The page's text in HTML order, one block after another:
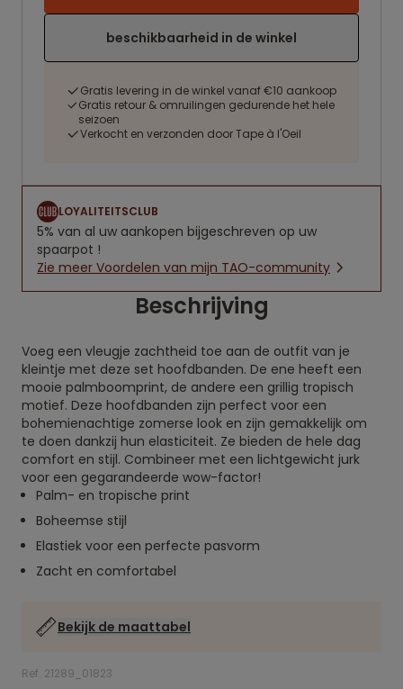
beschikbaarheid in de winkel
Gratis levering in de winkel vanaf €10 aankoop
Gratis retour & omruilingen gedurende het hele
seizoen
Verkocht en verzonden door Tape à l'Oeil
LOYALITEITSCLUB
5% van al uw aankopen bijgeschreven op uw
spaarpot !
Zie meer Voordelen van mijn TAO-community
Beschrijving
Voeg een vleugje zachtheid toe aan de outfit van je
kleintje met deze set hoofdbanden. De ene heeft een
mooie palmboomprint, de andere een grillig tropisch
motief. Deze hoofdbanden zijn perfect voor een
bohemienachtige zomerse look en zijn gemakkelijk om
te doen dankzij hun elasticiteit. Ze bieden de hele dag
comfort en stijl. Combineer met een lichtgewicht jurk
voor een gegarandeerde wow-factor!
Palm- en tropische print
Boheemse stijl
Elastiek voor een perfecte pasvorm
Zacht en comfortabel
Bekijk de maattabel
Ref. 21289_01823